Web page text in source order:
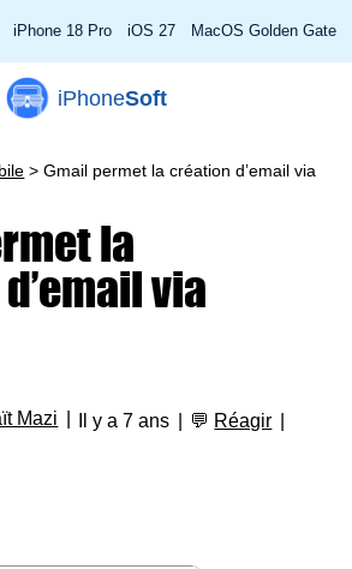
iPhone 18 Pro iOS 27 MacOS Golden Gate
iPhoneSoft
> Gmail permet la création d’email via
la
via
Mazi Il y a 7 ans 💬 Réagir